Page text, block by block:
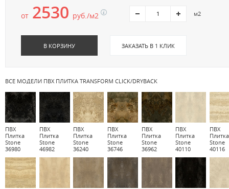
от 2530 руб./м2 м2
В КОРЗИНУ ЗАКАЗАТЬ В 1 КЛИК
ВСЕ МОДЕЛИ ПВХ ПЛИТКА TRANSFORM CLICK/DRYBACK
ПВХ
Плитка
Stone
36980
ПВХ
Плитка
Stone
46982
ПВХ
Плитка
Stone
36240
ПВХ
Плитка
Stone
36746
ПВХ
Плитка
Stone
36962
ПВХ
Плитка
Stone
40110
ПВХ
Плитка
Stone
40116